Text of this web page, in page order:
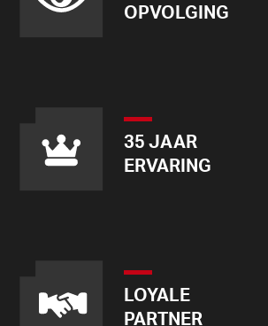
OPVOLGING
35 JAAR
ERVARING
LOYALE
PARTNER